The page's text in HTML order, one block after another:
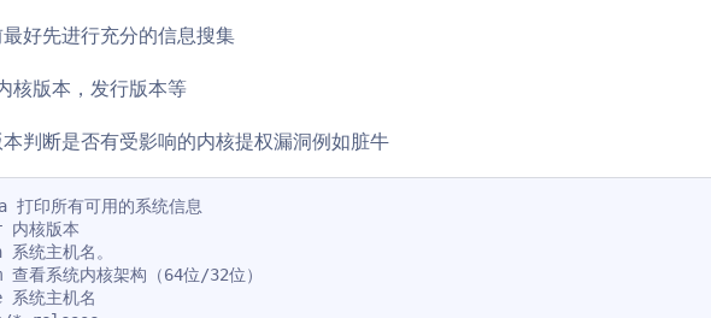
好先进行充分的信息搜集
核版本，发行版本等
判断是否有受影响的内核提权漏洞例如脏牛
打印所有可用的系统信息
内核版本
统主机名。
查看系统内核架构（64位/32位）
系统主机名